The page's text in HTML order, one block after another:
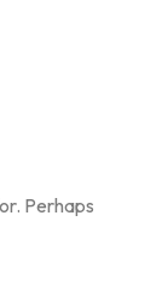
Perhaps